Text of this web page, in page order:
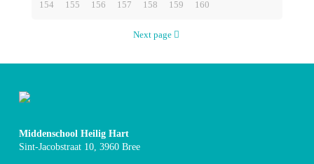
154 155 156 157 158 159 160
Next page
Middenschool Heilig Hart
Sint-Jacobstraat 10, 3960 Bree